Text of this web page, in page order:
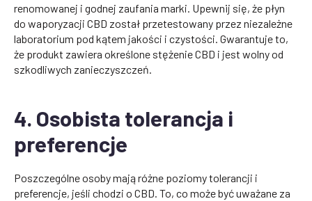
renomowanej i godnej zaufania marki. Upewnij się, że płyn
do waporyzacji CBD został przetestowany przez niezależne
laboratorium pod kątem jakości i czystości. Gwarantuje to,
że produkt zawiera określone stężenie CBD i jest wolny od
szkodliwych zanieczyszczeń.
4. Osobista tolerancja i
preferencje
Poszczególne osoby mają różne poziomy tolerancji i
preferencje, jeśli chodzi o CBD. To, co może być uważane za